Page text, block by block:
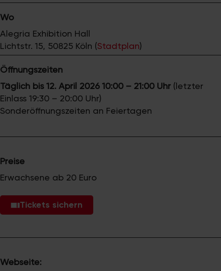
Wo
Alegria Exhibition Hall
Lichtstr. 15, 50825 Köln (Stadtplan)
Öffnungszeiten
Täglich bis 12. April 2026 10:00 – 21:00 Uhr (letzter
Einlass 19:30 – 20:00 Uhr)
Sonderöffnungszeiten an Feiertagen
Preise
Erwachsene ab 20 Euro
Tickets sichern
Webseite: